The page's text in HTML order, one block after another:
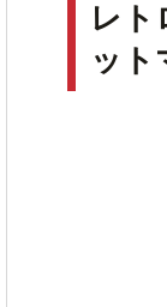
レト
ット